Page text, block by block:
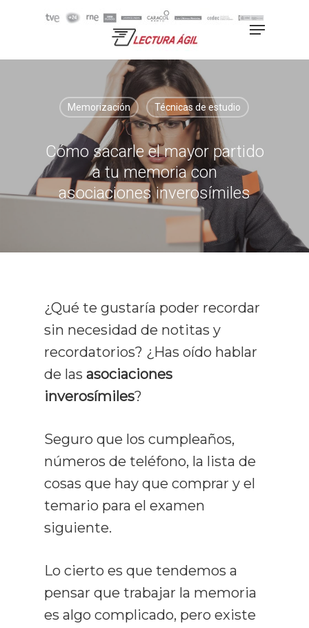
Hit enter to search or ESC to
close
Memorización Técnicas de estudio
Cómo sacarle el mayor partido
a tu memoria con
asociaciones inverosímiles
¿Qué te gustaría poder recordar
sin necesidad de notitas y
recordatorios? ¿Has oído hablar
de las asociaciones
inverosímiles?
Seguro que los cumpleaños,
números de teléfono, la lista de
cosas que hay que comprar y el
temario para el examen
siguiente.
Lo cierto es que tendemos a
pensar que trabajar la memoria
es algo complicado, pero existe